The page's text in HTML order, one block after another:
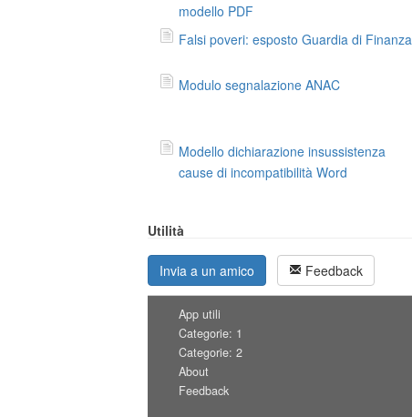
modello PDF
Falsi poveri: esposto Guardia di Finanza
Modulo segnalazione ANAC
Modello dichiarazione insussistenza
cause di incompatibilità Word
Utilità
Invia a un amico Feedback
App utili
Categorie: 1
Categorie: 2
About
Feedback